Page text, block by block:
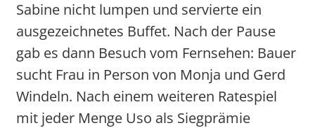
Sabine nicht lumpen und servierte ein
ausgezeichnetes Buffet. Nach der Pause
gab es dann Besuch vom Fernsehen: Bauer
sucht Frau in Person von Monja und Gerd
Windeln. Nach einem weiteren Ratespiel
mit jeder Menge Uso als Siegprämie